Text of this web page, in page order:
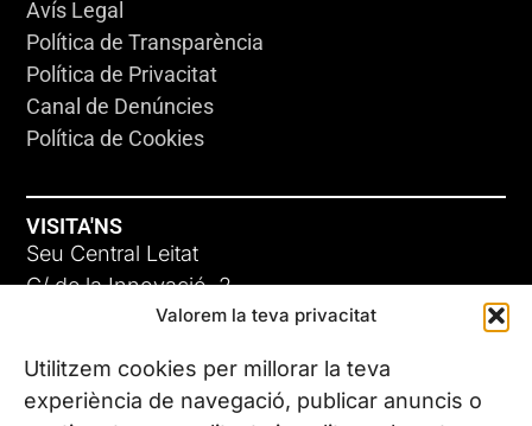
Valorem la teva privacitat
Utilitzem cookies per millorar la teva
experiència de navegació, publicar anuncis o
Avís Legal
Política de Transparència
Política de Privacitat
Canal de Denúncies
Política de Cookies
VISITA'NS
Seu Central Leitat
C/ de la Innovació, 2
08225 Terrassa, (Barcelona)
Coneix les nostres seus